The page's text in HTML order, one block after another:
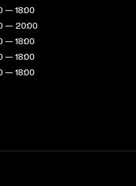
— 18:00
— 20:00
— 18:00
— 18:00
— 18:00